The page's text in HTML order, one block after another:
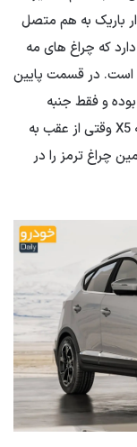
باریک به هم متصل
که چراغ های مه
است. در قسمت پایین
و فقط جنبه
زیبایی دارند. یکی دیگر از ویژگی های قابل توجه X5 وقتی از عقب به
چراغ ترمز را در